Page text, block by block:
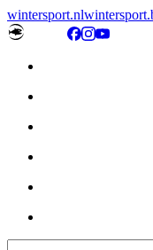
wintersport.nl